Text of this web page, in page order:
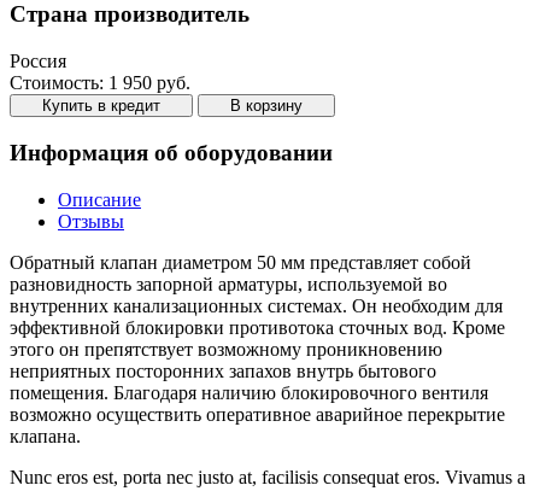
Страна производитель
Россия
Стоимость: 1 950 руб.
Купить в кредит В корзину
Информация об оборудовании
Описание
Отзывы
Обратный клапан диаметром 50 мм представляет собой
разновидность запорной арматуры, используемой во
внутренних канализационных системах. Он необходим для
эффективной блокировки противотока сточных вод. Кроме
этого он препятствует возможному проникновению
неприятных посторонних запахов внутрь бытового
помещения. Благодаря наличию блокировочного вентиля
возможно осуществить оперативное аварийное перекрытие
клапана.
Nunc eros est, porta nec justo at, facilisis consequat eros. Vivamus a